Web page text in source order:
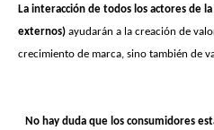
La interacción de todos los actores de
externos) ayudarán a la creación de
crecimiento de marca, sino también de
No hay duda que los consumidores